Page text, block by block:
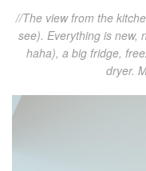
//The view from the
see). Everything is new,
haha), a big fridge,
dryer.